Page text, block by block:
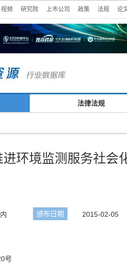
视频 研究院 上市公司 政策 法规 论
法律法规
环境监测服务社会
颁布日期 2015-02-05
号